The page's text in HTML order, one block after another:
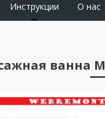
Инструкции О нас
ванна